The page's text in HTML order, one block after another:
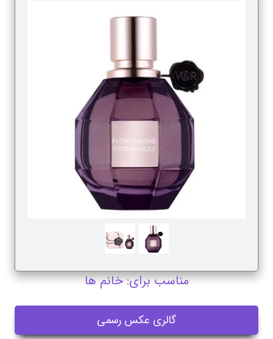
مناسب برای: خانم ها
گالری عکس رسمی